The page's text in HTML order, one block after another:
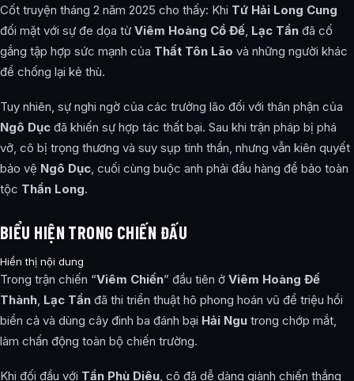
Cốt truyện tháng 2 năm 2025 cho thấy: Khi Tứ Hải Long Cung
đối mặt với sự đe dọa từ Viêm Hoàng Cổ Đế, Lạc Tần đã cố
gắng tập hợp sức mạnh của Thất Tôn Lão và những người khác
để chống lại kẻ thù.
Tuy nhiên, sự nghi ngờ của các trưởng lão đối với thân phận của
Ngô Dục đã khiến sự hợp tác thất bại. Sau khi trận pháp bị phá
vỡ, cô bị trọng thương và suy sụp tinh thần, nhưng vẫn kiên quyết
bảo vệ Ngô Dục, cuối cùng buộc anh phải đầu hàng để bảo toàn
tộc Thần Long.
BIỂU HIỆN TRONG CHIẾN ĐẤU
Hiển thị nội dung
Trong trận chiến “Viêm Chiến” đầu tiên ở Viêm Hoàng Đế
Thành, Lạc Tần đã thi triển thuật hô phong hoán vũ để triệu hồi
biển cả và dùng cây đinh ba đánh bại Hải Ngu trong chớp mắt,
làm chấn động toàn bộ chiến trường.
Khi đối đầu với Tần Phù Diêu, cô đã dễ dàng giành chiến thắng